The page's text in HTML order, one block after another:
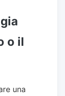
o il
una